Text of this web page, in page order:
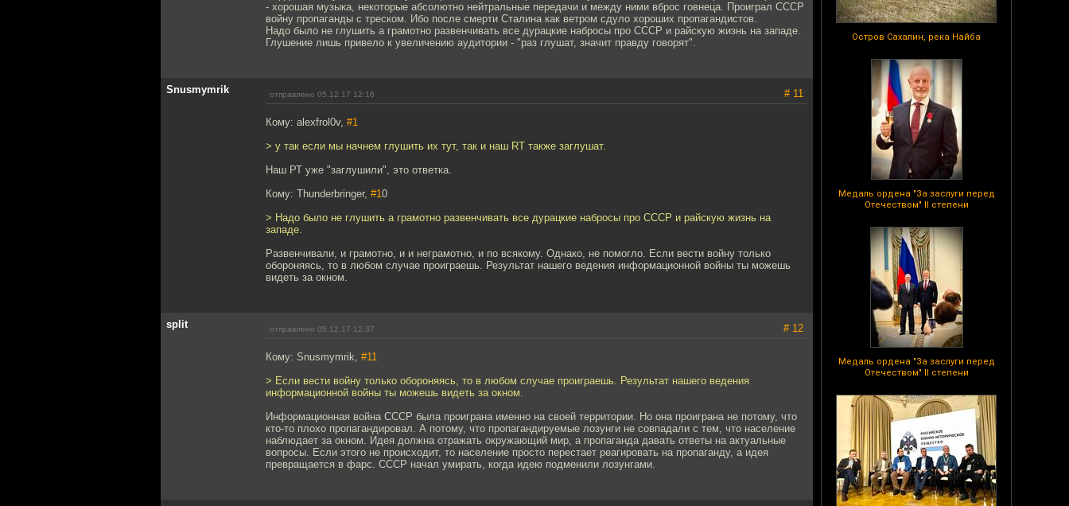
Остров Сахалин, река Найба
Медаль ордена "За заслуги перед
Отечеством" II степени
Медаль ордена "За заслуги перед
Отечеством" II степени
- хорошая музыка, некоторые абсолютно нейтральные передачи и между ними вброс говнеца. Проиграл СССР
войну пропаганды с треском. Ибо после смерти Сталина как ветром сдуло хороших пропагандистов.
Надо было не глушить а грамотно развенчивать все дурацкие набросы про СССР и райскую жизнь на западе.
Глушение лишь привело к увеличению аудитории - "раз глушат, значит правду говорят".
Snusmymrik отправлено 05.12.17 12:16 # 11
Кому: alexfrol0v, #1
> у так если мы начнем глушить их тут, так и наш RT также заглушат.
Наш РТ уже "заглушили", это ответка.
Кому: Thunderbringer, #10
> Надо было не глушить а грамотно развенчивать все дурацкие набросы про СССР и райскую жизнь на
западе.
Развенчивали, и грамотно, и и неграмотно, и по всякому. Однако, не помогло. Если вести войну только
обороняясь, то в любом случае проиграешь. Результат нашего ведения информационной войны ты можешь
видеть за окном.
split отправлено 05.12.17 12:37 # 12
Кому: Snusmymrik, #11
> Если вести войну только обороняясь, то в любом случае проиграешь. Результат нашего ведения
информационной войны ты можешь видеть за окном.
Информационная война СССР была проиграна именно на своей территории. Но она проиграна не потому, что
кто-то плохо пропагандировал. А потому, что пропагандируемые лозунги не совпадали с тем, что население
наблюдает за окном. Идея должна отражать окружающий мир, а пропаганда давать ответы на актуальные
вопросы. Если этого не происходит, то население просто перестает реагировать на пропаганду, а идея
превращается в фарс. СССР начал умирать, когда идею подменили лозунгами.